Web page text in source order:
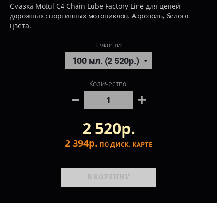
Смазка Motul C4 Chain Lube Factory Line для цепей
дорожных спортивных мотоциклов. Аэрозоль, белого
цвета.
Ёмкости:
Количество:
2 520р.
2 394р. ПО ДИСК. КАРТЕ
В КОРЗИНУ